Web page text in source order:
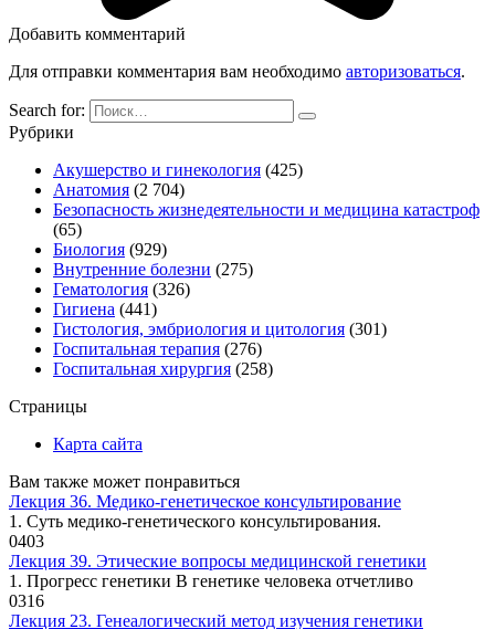
Добавить комментарий
Для отправки комментария вам необходимо авторизоваться.
Search for:
Рубрики
Акушерство и гинекология (425)
Анатомия (2 704)
Безопасность жизнедеятельности и медицина катастроф
(65)
Биология (929)
Внутренние болезни (275)
Гематология (326)
Гигиена (441)
Гистология, эмбриология и цитология (301)
Госпитальная терапия (276)
Госпитальная хирургия (258)
Страницы
Карта сайта
Вам также может понравиться
Лекция 36. Медико-генетическое консультирование
1. Суть медико-генетического консультирования.
0403
Лекция 39. Этические вопросы медицинской генетики
1. Прогресс генетики В генетике человека отчетливо
0316
Лекция 23. Генеалогический метод изучения генетики